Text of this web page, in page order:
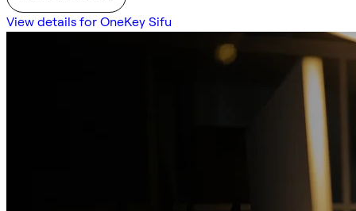
View details for OneKey Sifu